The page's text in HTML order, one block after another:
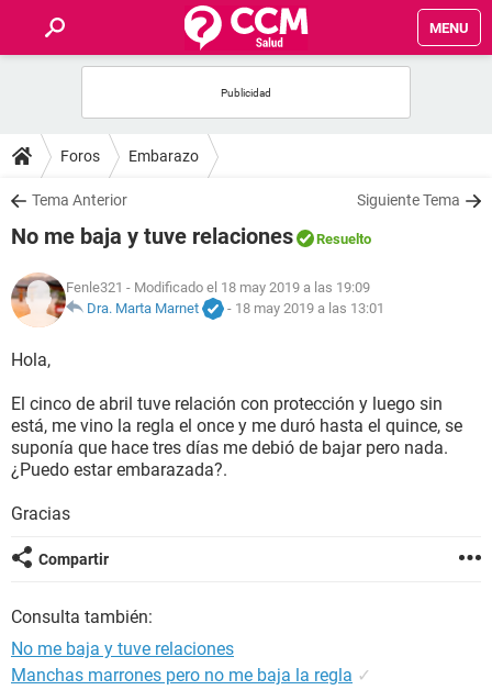
MENU
FOROS
SALUD
NUTRICIÓN
BIENESTAR
SEXUALIDAD
GLOSARIO
Foros Embarazo
Tema Anterior Siguiente Tema
No me baja y tuve relaciones Resuelto
Fenle321 - Modificado el 18 may 2019 a las 19:09
Dra. Marta Marnet
- 18 may 2019 a las 13:01
Hola,
El cinco de abril tuve relación con protección y luego sin
está, me vino la regla el once y me duró hasta el quince, se
suponía que hace tres días me debió de bajar pero nada.
¿Puedo estar embarazada?.
Gracias
Compartir
Consulta también:
No me baja y tuve relaciones
Manchas marrones pero no me baja la regla ✓